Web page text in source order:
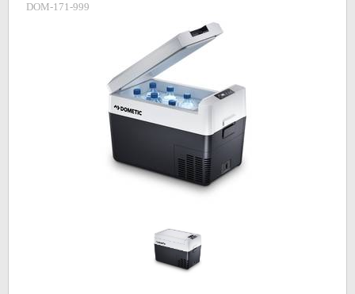
DOM-171-999